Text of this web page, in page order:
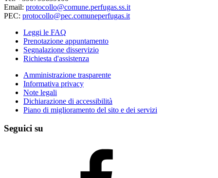
Email: protocollo@comune.perfugas.ss.it
PEC: protocollo@pec.comuneperfugas.it
Leggi le FAQ
Prenotazione appuntamento
Segnalazione disservizio
Richiesta d'assistenza
Amministrazione trasparente
Informativa privacy
Note legali
Dichiarazione di accessibilità
Piano di miglioramento del sito e dei servizi
Seguici su